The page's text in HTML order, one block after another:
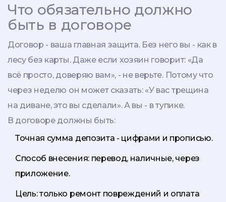
Что обязательно должно
быть в договоре
Договор - ваша главная защита. Без него вы - как в
лесу без карты. Даже если хозяин говорит: «Да
всё просто, доверяю вам», - не верьте. Потому что
через неделю он может сказать: «У вас трещина
на диване, это вы сделали». А вы - в тупике.
В договоре должны быть:
Точная сумма депозита - цифрами и прописью.
Способ внесения: перевод, наличные, через
приложение.
Цель: только ремонт повреждений и оплата